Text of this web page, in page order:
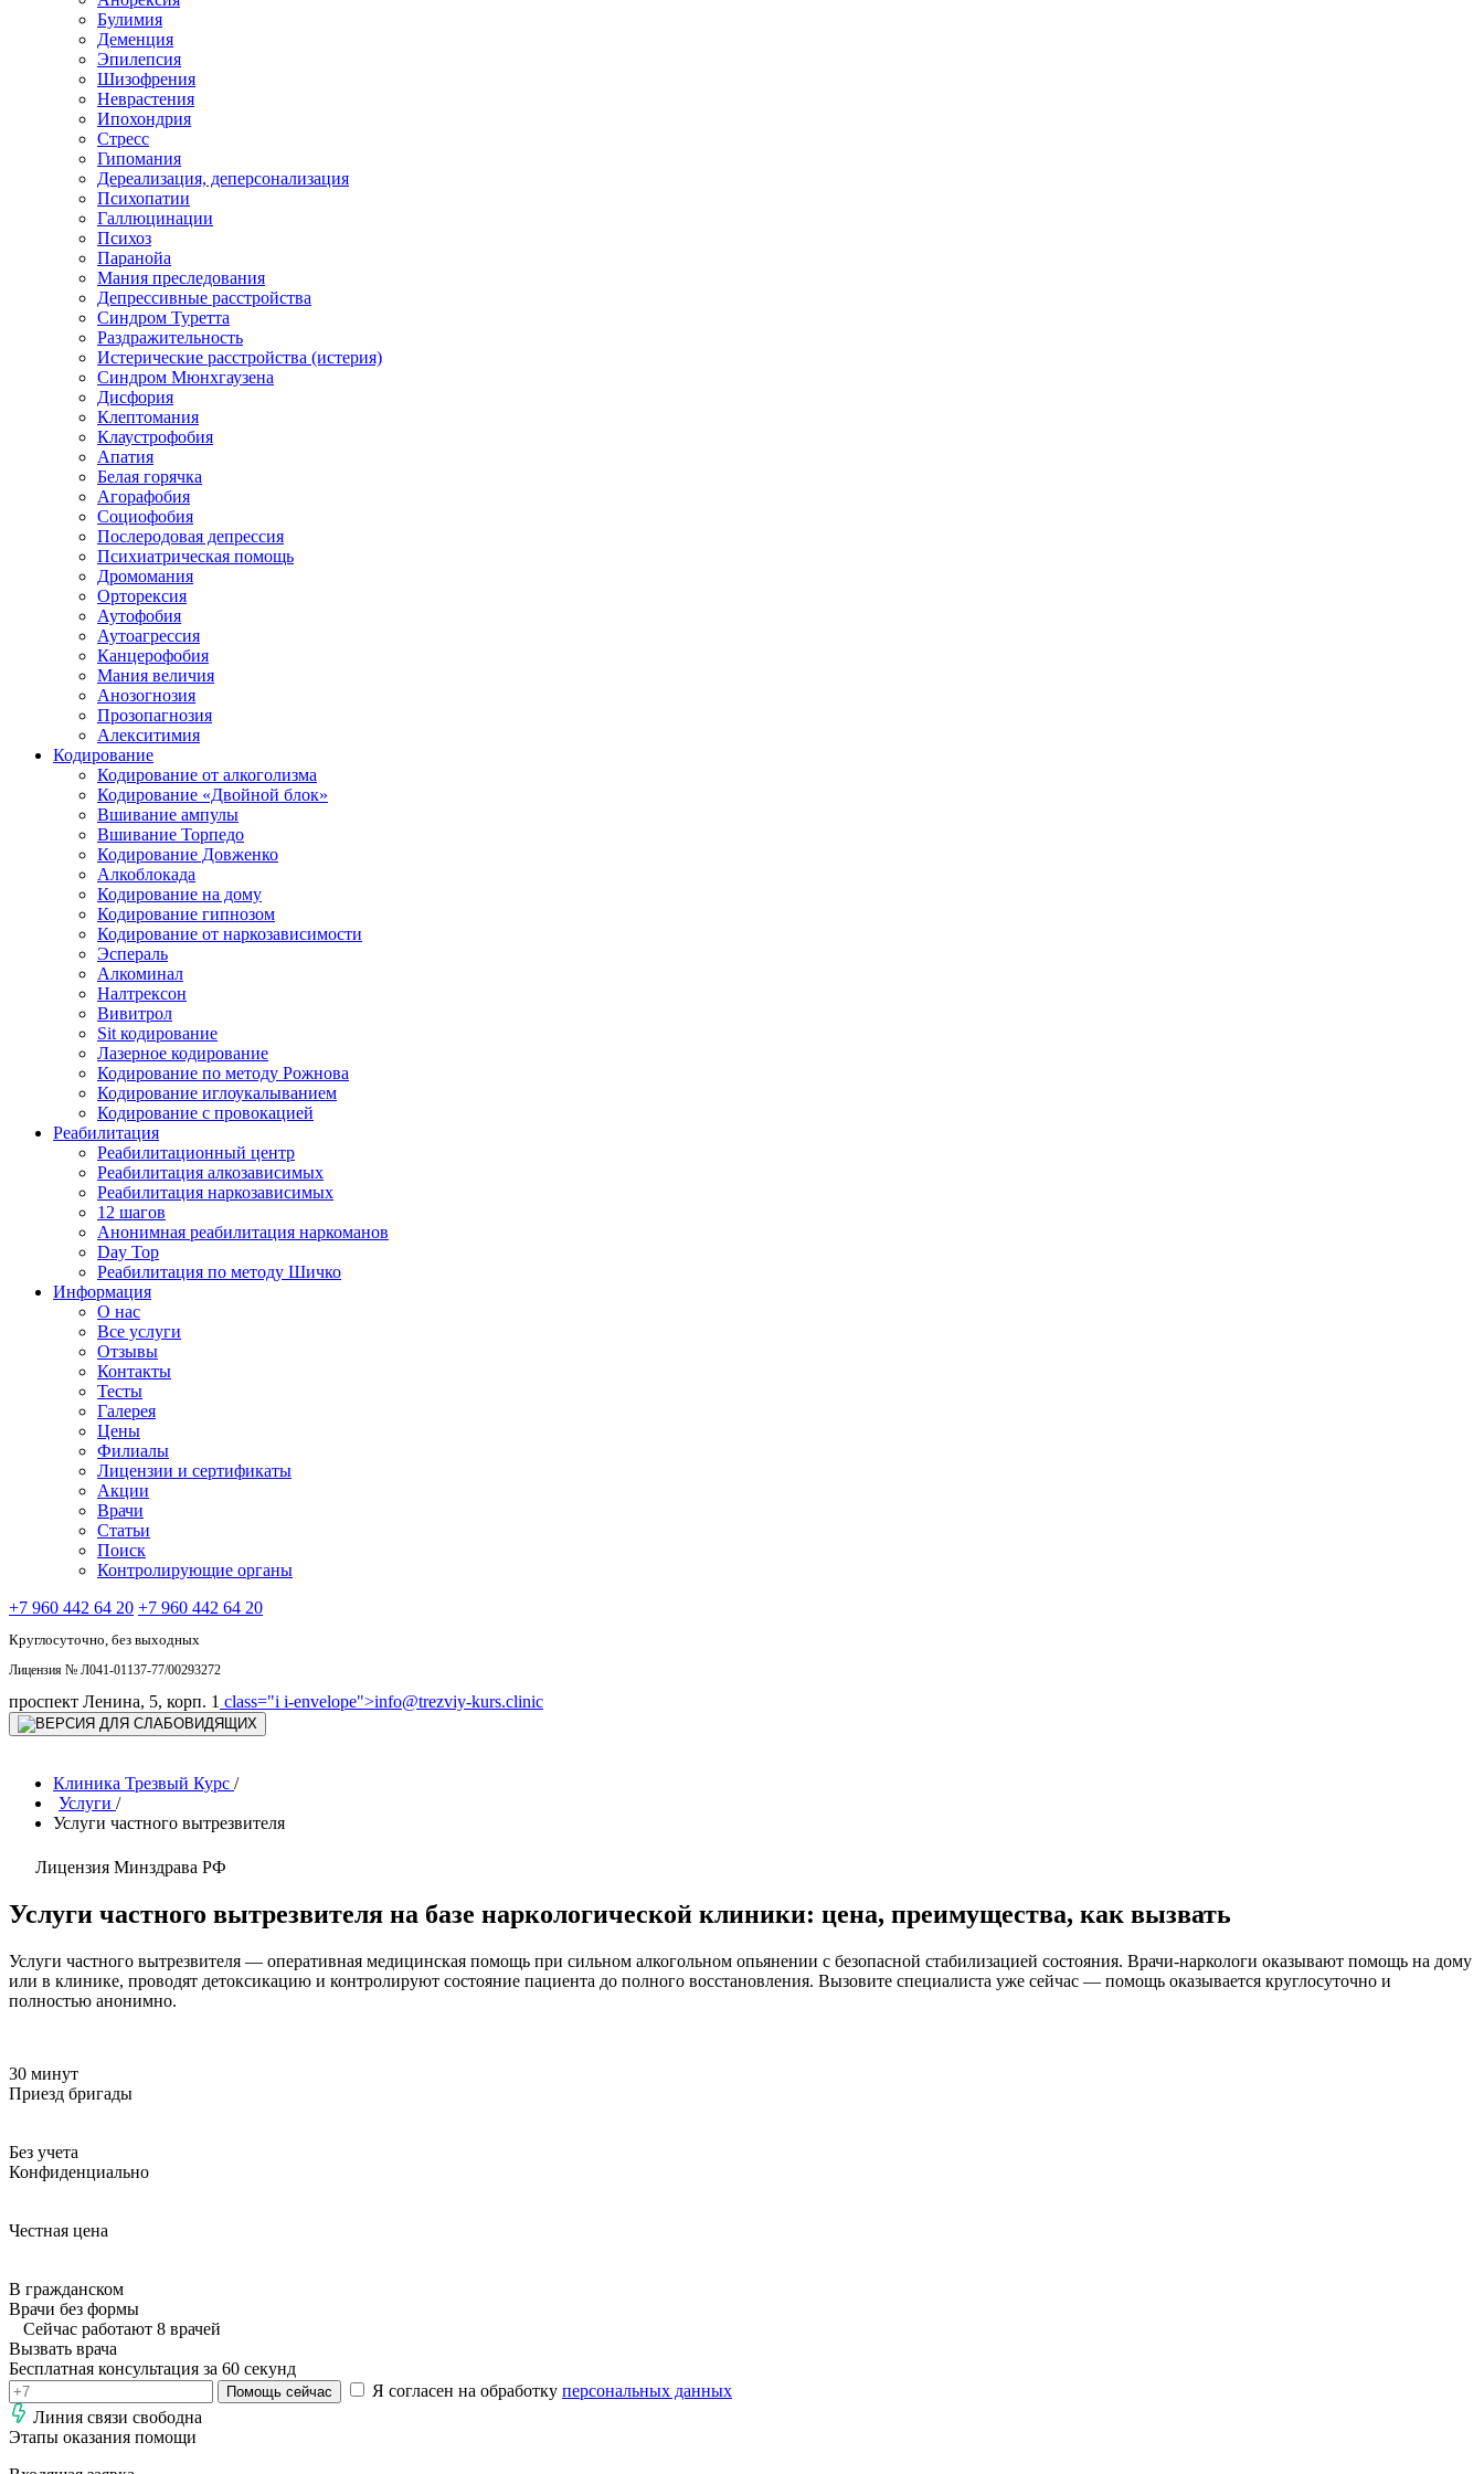
Булимия
Деменция
Эпилепсия
Шизофрения
Неврастения
Ипохондрия
Стресс
Гипомания
Дереализация, деперсонализация
Психопатии
Галлюцинации
Психоз
Паранойа
Мания преследования
Депрессивные расстройства
Синдром Туретта
Раздражительность
Истерические расстройства (истерия)
Синдром Мюнхгаузена
Дисфория
Клептомания
Клаустрофобия
Апатия
Белая горячка
Агорафобия
Социофобия
Послеродовая депрессия
Психиатрическая помощь
Дромомания
Орторексия
Аутофобия
Аутоагрессия
Канцерофобия
Мания величия
Анозогнозия
Прозопагнозия
Алекситимия
Кодирование
Кодирование от алкоголизма
Кодирование «Двойной блок»
Вшивание ампулы
Вшивание Торпедо
Кодирование Довженко
Алкоблокада
Кодирование на дому
Кодирование гипнозом
Кодирование от наркозависимости
Эспераль
Алкоминал
Налтрексон
Вивитрол
Sit кодирование
Лазерное кодирование
Кодирование по методу Рожнова
Кодирование иглоукалыванием
Кодирование с провокацией
Реабилитация
Реабилитационный центр
Реабилитация алкозависимых
Реабилитация наркозависимых
12 шагов
Анонимная реабилитация наркоманов
Day Top
Реабилитация по методу Шичко
Информация
О нас
Все услуги
Отзывы
Контакты
Тесты
Галерея
Цены
Филиалы
Лицензии и сертификаты
Акции
Врачи
Статьи
Поиск
Контролирующие органы
+7 960 442 64 20 +7 960 442 64 20
Круглосуточно, без выходных
Лицензия № Л041-01137-77/00293272
проспект Ленина, 5, корп. 1 class="i i-envelope">info@trezviy-kurs.clinic
Клиника Трезвый Курс /
Услуги /
Услуги частного вытрезвителя
Лицензия Минздрава РФ
Услуги частного вытрезвителя на базе наркологической клиники: цена, преимущества, как вызвать
Услуги частного вытрезвителя — оперативная медицинская помощь при сильном алкогольном опьянении с безопасной стабилизацией состояния. Врачи-наркологи оказывают помощь на дому
или в клинике, проводят детоксикацию и контролируют состояние пациента до полного восстановления. Вызовите специалиста уже сейчас — помощь оказывается круглосуточно и
полностью анонимно.
30 минут
Приезд бригады
Без учета
Конфиденциально
Честная цена
В гражданском
Врачи без формы
Сейчас работают 8 врачей
Вызвать врача
Бесплатная консультация за 60 секунд
Помощь сейчас Я согласен на обработку персональных данных
Линия связи свободна
Этапы оказания помощи